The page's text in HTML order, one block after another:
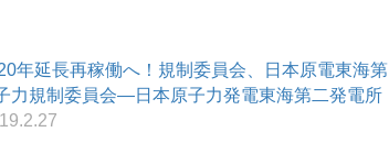
年延長再稼働へ！規制委員会、日本原電東海第
力規制委員会―日本原子力発電東海第二発電所